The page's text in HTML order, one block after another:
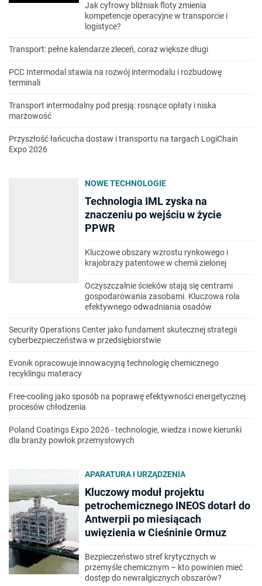
Jak cyfrowy bliźniak floty zmienia
kompetencje operacyjne w transporcie i
logistyce?
Transport: pełne kalendarze zleceń, coraz większe długi
PCC Intermodal stawia na rozwój intermodalu i rozbudowę
terminali
Transport intermodalny pod presją: rosnące opłaty i niska
marżowość
Przyszłość łańcucha dostaw i transportu na targach LogiChain
Expo 2026
NOWE TECHNOLOGIE
Technologia IML zyska na
znaczeniu po wejściu w życie
PPWR
Kluczowe obszary wzrostu rynkowego i
krajobrazy patentowe w chemii zielonej
Oczyszczalnie ścieków stają się centrami
gospodarowania zasobami. Kluczowa rola
efektywnego odwadniania osadów
Security Operations Center jako fundament skutecznej strategii
cyberbezpieczeństwa w przedsiębiorstwie
Evonik opracowuje innowacyjną technologię chemicznego
recyklingu materacy
Free-cooling jako sposób na poprawę efektywności energetycznej
procesów chłodzenia
Poland Coatings Expo 2026 - technologie, wiedza i nowe kierunki
dla branży powłok przemysłowych
APARATURA I URZĄDZENIA
Kluczowy moduł projektu
petrochemicznego INEOS dotarł do
Antwerpii po miesiącach
uwięzienia w Cieśninie Ormuz
Bezpieczeństwo stref krytycznych w
przemyśle chemicznym – kto powinien mieć
dostęp do newralgicznych obszarów?